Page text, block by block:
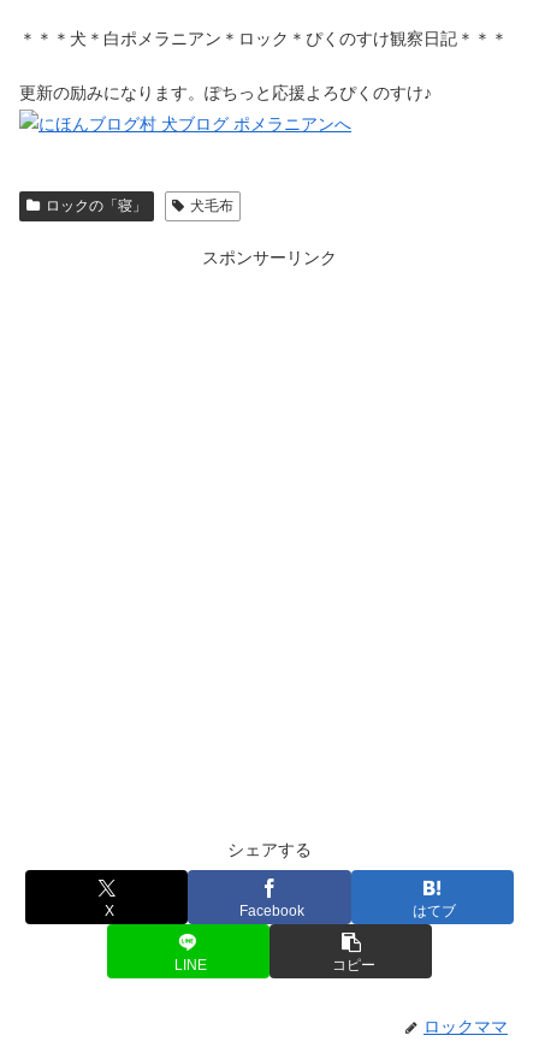
＊＊＊犬＊白ポメラニアン＊ロック＊ぴくのすけ観察日記＊＊＊
更新の励みになります。ぽちっと応援よろぴくのすけ♪
ロックの「寝」 犬毛布
スポンサーリンク
シェアする
X Facebook はてブ
LINE コピー
ロックママ